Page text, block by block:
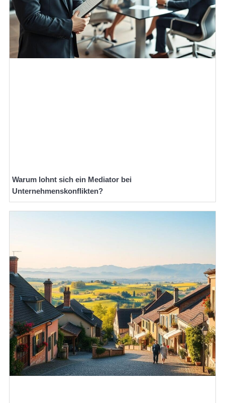
Warum lohnt sich ein Mediator bei
Unternehmenskonflikten?